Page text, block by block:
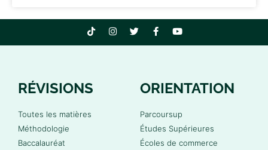
RÉVISIONS
Toutes les matières
Méthodologie
Baccalauréat
ORIENTATION
Parcoursup
Études Supérieures
Écoles de commerce